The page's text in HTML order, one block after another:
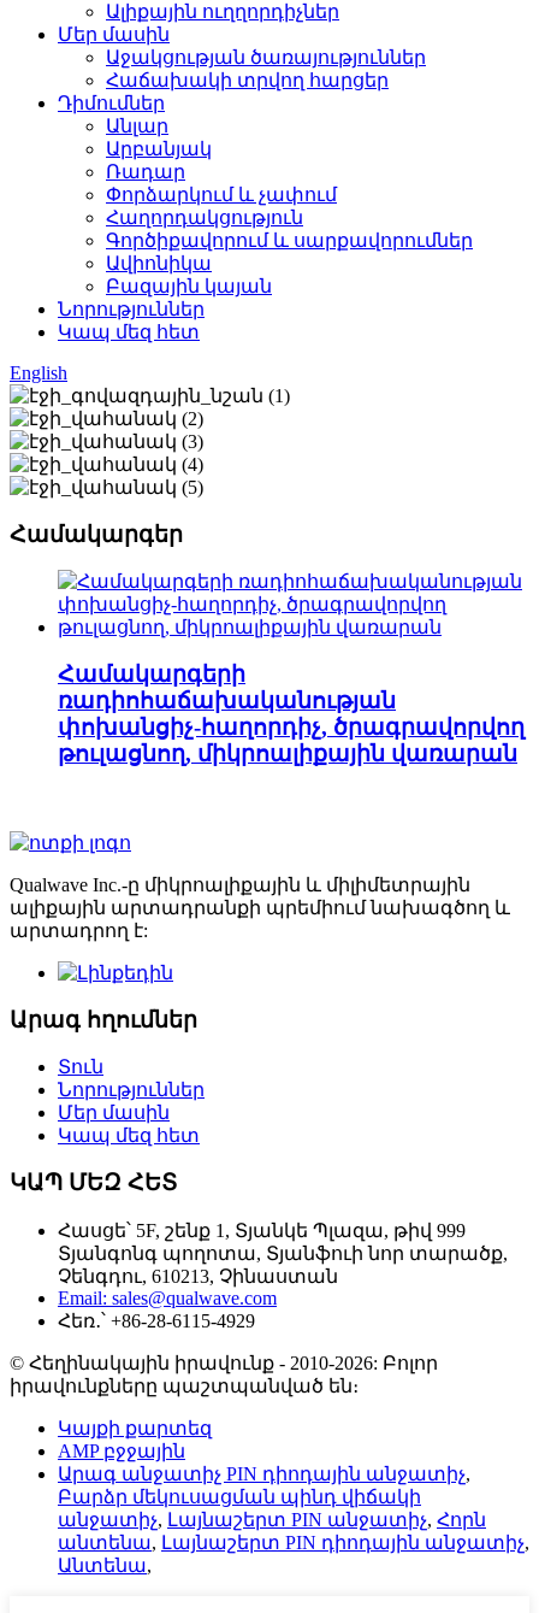
Ալիքային ուղղորդիչներ
Մեր մասին
Աջակցության ծառայություններ
Հաճախակի տրվող հարցեր
Դիմումներ
Անլար
Արբանյակ
Ռադար
Փորձարկում և չափում
Հաղորդակցություն
Գործիքավորում և սարքավորումներ
Ավիոնիկա
Բազային կայան
Նորություններ
Կապ մեզ հետ
English
Համակարգեր
Համակարգերի
ռադիոհաճախականության
փոխանցիչ-հաղորդիչ, ծրագրավորվող
թուլացնող, միկրոալիքային վառարան
Qualwave Inc.-ը միկրոալիքային և միլիմետրային
ալիքային արտադրանքի պրեմիում նախագծող և
արտադրող է:
Արագ հղումներ
Տուն
Նորություններ
Մեր մասին
Կապ մեզ հետ
ԿԱՊ ՄԵԶ ՀԵՏ
Հասցե՝ 5F, շենք 1, Տյանկե Պլազա, թիվ 999
Տյանգոնգ պողոտա, Տյանֆուի նոր տարածք,
Չենգդու, 610213, Չինաստան
Email: sales@qualwave.com
Հեռ․՝ +86-28-6115-4929
© Հեղինակային իրավունք - 2010-2026: Բոլոր
իրավունքները պաշտպանված են։
Կայքի քարտեզ
AMP բջջային
Արագ անջատիչ PIN դիոդային անջատիչ,
Բարձր մեկուսացման պինդ վիճակի
անջատիչ, Լայնաշերտ PIN անջատիչ, Հորն
անտենա, Լայնաշերտ PIN դիոդային անջատիչ,
Անտենա,